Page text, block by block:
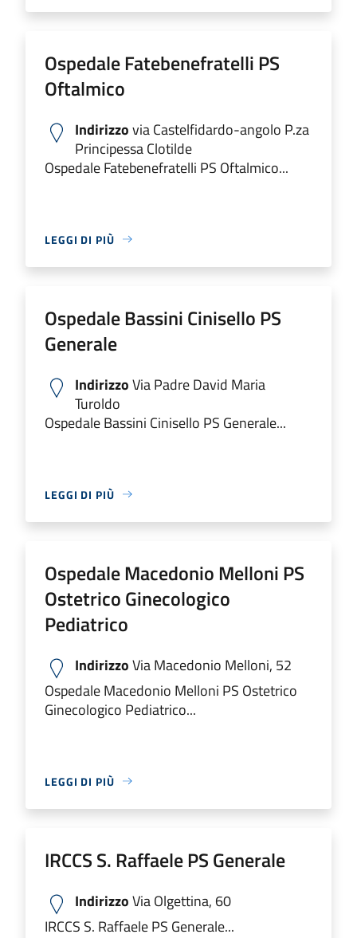
Ospedale Fatebenefratelli PS
Oftalmico
Indirizzovia Castelfidardo-angolo P.za
Principessa Clotilde
Ospedale Fatebenefratelli PS Oftalmico...
LEGGI DI PIÙ
Ospedale Bassini Cinisello PS
Generale
IndirizzoVia Padre David Maria
Turoldo
Ospedale Bassini Cinisello PS Generale...
LEGGI DI PIÙ
Ospedale Macedonio Melloni PS
Ostetrico Ginecologico
Pediatrico
IndirizzoVia Macedonio Melloni, 52
Ospedale Macedonio Melloni PS Ostetrico
Ginecologico Pediatrico...
LEGGI DI PIÙ
IRCCS S. Raffaele PS Generale
IndirizzoVia Olgettina, 60
IRCCS S. Raffaele PS Generale...